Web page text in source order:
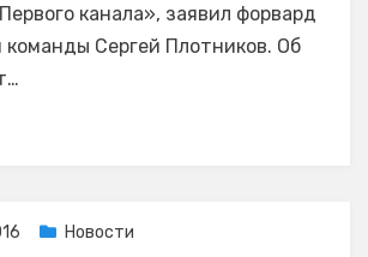
сборная
проиграла
канала», заявил форвард
команды Сергей Плотников. Об
Новости